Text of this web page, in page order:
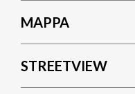
MAPPA
STREETVIEW